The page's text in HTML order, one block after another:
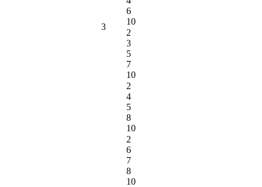
3
6
10
2
3
5
7
10
2
4
5
8
10
2
6
7
8
10